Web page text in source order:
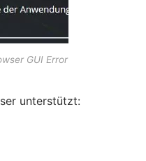
GUI Error
unterstützt: